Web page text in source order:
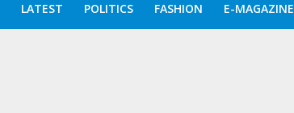
LATEST POLITICS FASHION E-MAGAZINE